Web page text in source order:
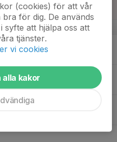
(cookies) för att vår
för dig. De används
syfte att hjälpa oss att
tjänster.
vi cookies
alla kakor